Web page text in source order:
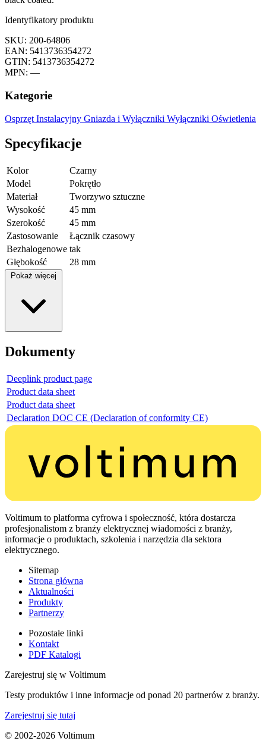
Identyfikatory produktu
SKU: 200-64806
EAN: 5413736354272
GTIN: 5413736354272
MPN: —
Kategorie
Osprzęt Instalacyjny Gniazda i Wyłączniki Wyłączniki Oświetlenia
Specyfikacje
Kolor
Czarny
Model
Pokrętło
Materiał
Tworzywo sztuczne
Wysokość
45 mm
Szerokość
45 mm
Zastosowanie
Łącznik czasowy
Bezhalogenowe tak
Głębokość
28 mm
Pokaż więcej
Dokumenty
Deeplink product page
Product data sheet
Product data sheet
Declaration DOC CE (Declaration of conformity CE)
Voltimum to platforma cyfrowa i społeczność, która dostarcza
profesjonalistom z branży elektrycznej wiadomości z branży,
informacje o produktach, szkolenia i narzędzia dla sektora
elektrycznego.
Sitemap
Strona główna
Aktualności
Produkty
Partnerzy
Pozostałe linki
Kontakt
PDF Katalogi
Zarejestruj się w Voltimum
Testy produktów i inne informacje od ponad 20 partnerów z branży.
Zarejestruj się tutaj
© 2002-2026 Voltimum